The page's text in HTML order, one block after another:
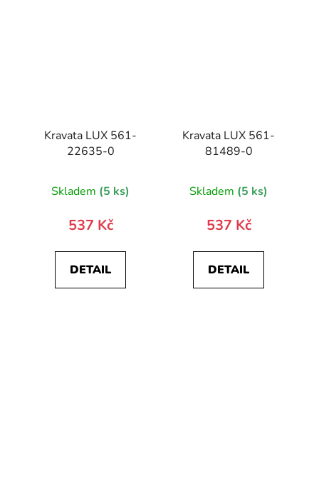
Kravata LUX 561-
22635-0
Skladem (5 ks)
537 Kč
DETAIL
Kravata LUX 561-
81489-0
Skladem (5 ks)
537 Kč
DETAIL